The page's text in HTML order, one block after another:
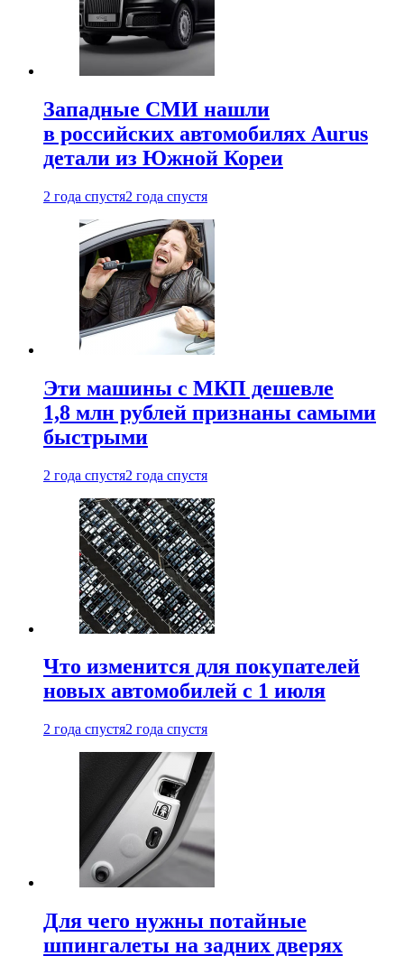
Западные СМИ нашли
в российских автомобилях Aurus
детали из Южной Кореи
2 года спустя2 года спустя
Эти машины с МКП дешевле
1,8 млн рублей признаны самыми
быстрыми
2 года спустя2 года спустя
Что изменится для покупателей
новых автомобилей с 1 июля
2 года спустя2 года спустя
Для чего нужны потайные
шпингалеты на задних дверях